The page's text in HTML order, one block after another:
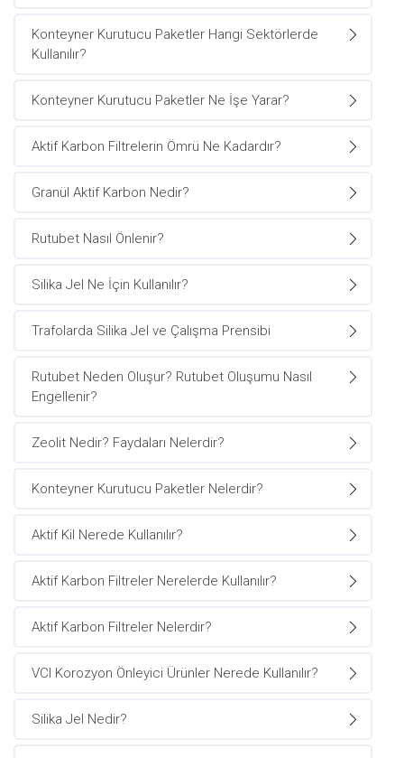
Konteyner Kurutucu Paketler Hangi Sektörlerde
Kullanılır?
Konteyner Kurutucu Paketler Ne İşe Yarar?
Aktif Karbon Filtrelerin Ömrü Ne Kadardır?
Granül Aktif Karbon Nedir?
Rutubet Nasıl Önlenir?
Silika Jel Ne İçin Kullanılır?
Trafolarda Silika Jel ve Çalışma Prensibi
Rutubet Neden Oluşur? Rutubet Oluşumu Nasıl
Engellenir?
Zeolit Nedir? Faydaları Nelerdir?
Konteyner Kurutucu Paketler Nelerdir?
Aktif Kil Nerede Kullanılır?
Aktif Karbon Filtreler Nerelerde Kullanılır?
Aktif Karbon Filtreler Nelerdir?
VCI Korozyon Önleyici Ürünler Nerede Kullanılır?
Silika Jel Nedir?